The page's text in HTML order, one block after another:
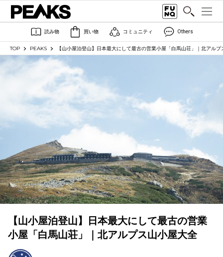
読み物 買い物 コミュニティ Others
TOP PEAKS 【山小屋泊登山】日本最大にして最古の営業小屋「白馬山荘」｜北アル
【山小屋泊登山】日本最大にして最古の営業
小屋「白馬山荘」｜北アルプス山小屋大全